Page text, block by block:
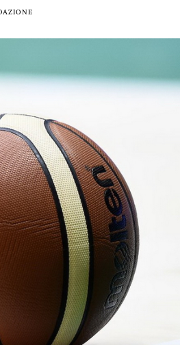
NEWS,ULTIMISSIME
Arena di
arriva «The
Eye»
14/07/2025